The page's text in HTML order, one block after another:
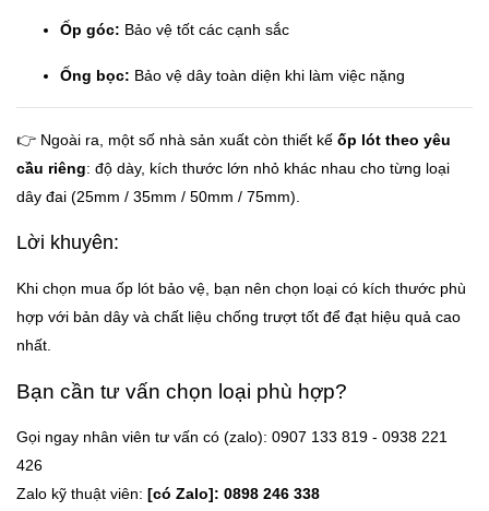
Ốp góc: Bảo vệ tốt các cạnh sắc
Ống bọc: Bảo vệ dây toàn diện khi làm việc nặng
👉 Ngoài ra, một số nhà sản xuất còn thiết kế ốp lót theo yêu
cầu riêng: độ dày, kích thước lớn nhỏ khác nhau cho từng loại
dây đai (25mm / 35mm / 50mm / 75mm).
Lời khuyên:
Khi chọn mua ốp lót bảo vệ, bạn nên chọn loại có kích thước phù
hợp với bản dây và chất liệu chống trượt tốt để đạt hiệu quả cao
nhất.
Bạn cần tư vấn chọn loại phù hợp?
Gọi ngay nhân viên tư vấn có (zalo): 0907 133 819 - 0938 221
426
Zalo kỹ thuật viên: [có Zalo]: 0898 246 338